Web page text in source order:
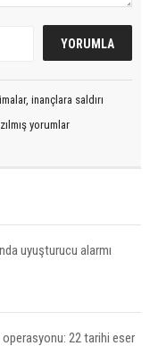
inançlara saldırı
yorumlar
uyuşturucu alarmı
operasyonu: 22 tarihi eser